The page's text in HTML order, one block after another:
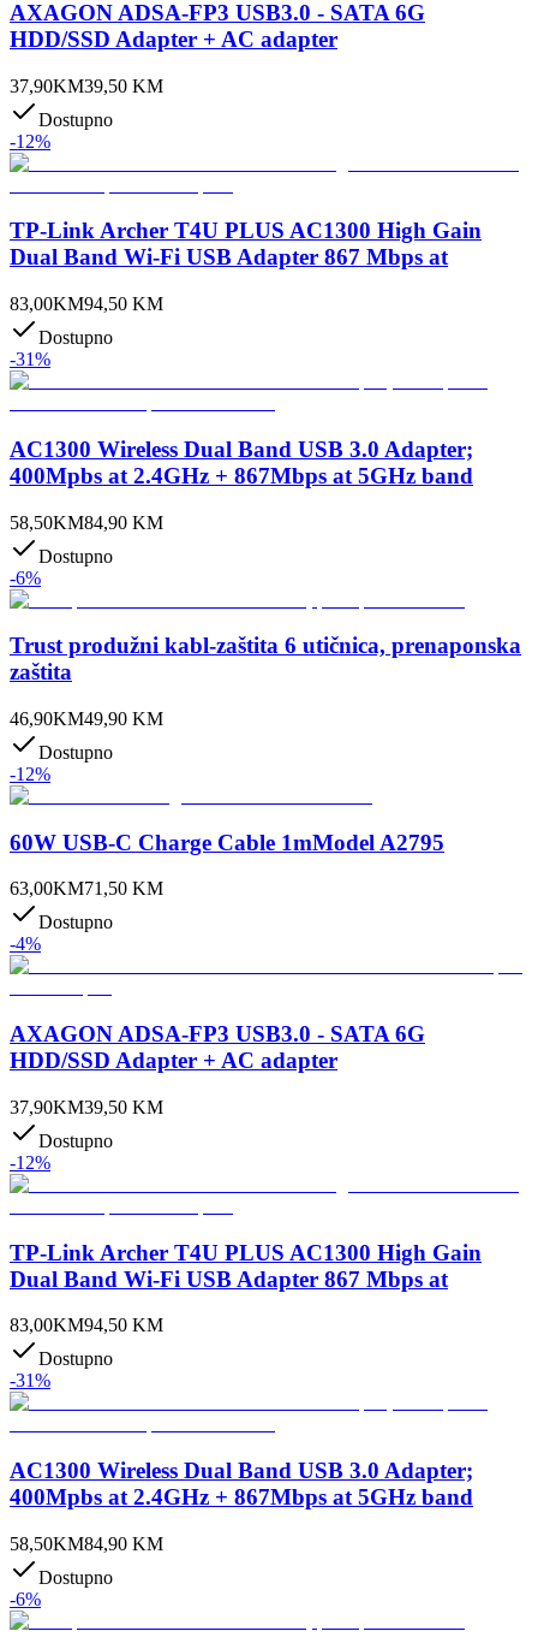
AXAGON ADSA-FP3 USB3.0 - SATA 6G
HDD/SSD Adapter + AC adapter
37,90KM39,50 KM
Dostupno
-12%
TP-Link Archer T4U PLUS AC1300 High Gain
Dual Band Wi-Fi USB Adapter 867 Mbps at
83,00KM94,50 KM
Dostupno
-31%
AC1300 Wireless Dual Band USB 3.0 Adapter;
400Mpbs at 2.4GHz + 867Mbps at 5GHz band
58,50KM84,90 KM
Dostupno
-6%
Trust produžni kabl-zaštita 6 utičnica, prenaponska
zaštita
46,90KM49,90 KM
Dostupno
-12%
60W USB-C Charge Cable 1mModel A2795
63,00KM71,50 KM
Dostupno
-4%
AXAGON ADSA-FP3 USB3.0 - SATA 6G
HDD/SSD Adapter + AC adapter
37,90KM39,50 KM
Dostupno
-12%
TP-Link Archer T4U PLUS AC1300 High Gain
Dual Band Wi-Fi USB Adapter 867 Mbps at
83,00KM94,50 KM
Dostupno
-31%
AC1300 Wireless Dual Band USB 3.0 Adapter;
400Mpbs at 2.4GHz + 867Mbps at 5GHz band
58,50KM84,90 KM
Dostupno
-6%